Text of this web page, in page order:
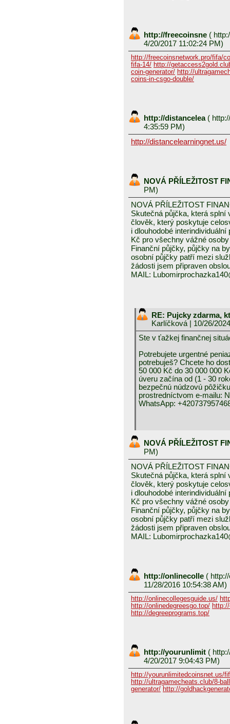
http://freecoinsne (
4/20/2017 11:02:24 PM)
http://freecoinsnetwork.pro/fifa/
fifa-14/ http://
coin-generator/ http://
coins-in-csgo-double/
http://distancelea (
4:35:59 PM)
http://distancelearningnet.us/
NOVÁ PŘÍLEŽITOST
PM)
NOVÁ PŘÍLEŽITOST
Skutečná půjčka, která
člověk, který poskytuje
i dlouhodobé
Kč pro všechny vážné
Finanční půjčky, půjčky na
osobní půjčky patří mezi
žádosti jsem připraven
MAIL:
RE: Pujcky zdarma,
Karlíčková | 10/26/
Ste v ťažkej finančnej
Potrebujete urgentné
potrebuješ? Chcete ho
50 000 Kč do 30 000 000
úveru začína od (1 - 30
bezpečnú núdzovú
prostredníctvom e-mailu:
WhatsApp:
NOVÁ PŘÍLEŽITOST
PM)
NOVÁ PŘÍLEŽITOST
Skutečná půjčka, která
člověk, který poskytuje
i dlouhodobé
Kč pro všechny vážné
Finanční půjčky, půjčky na
osobní půjčky patří mezi
žádosti jsem připraven
MAIL:
http://onlinecolle (
11/28/2016 10:54:38 AM)
http://onlinecollegesguide.us/
http://onlinedegreesgo.top/
http://degreeprograms.top/
http://yourunlimit (
4/20/2017 9:04:43 PM)
http://yourunlimitedcoinsnet.us/
http://ultragamecheats.club/8-
generator/ http://